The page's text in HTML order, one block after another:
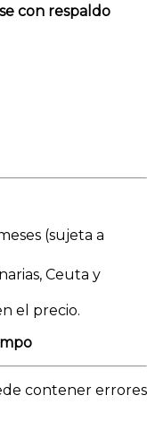
con respaldo
(sujeta a
Ceuta y
el precio.
contener errores